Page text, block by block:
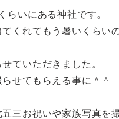
らいにある神社です。
くれてもう暑いくらい
ていただきました。
せてもらえる事に＾＾
三お祝いや家族写真を